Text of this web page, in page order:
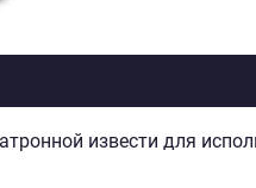
извести для